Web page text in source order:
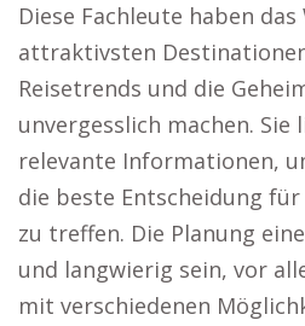
Diese Fachleute haben
attraktivsten
Reisetrends und die
unvergesslich machen. Sie
relevante Informationen,
die beste Entscheidung
zu treffen. Die Planung
und langwierig sein, vor
mit verschiedenen